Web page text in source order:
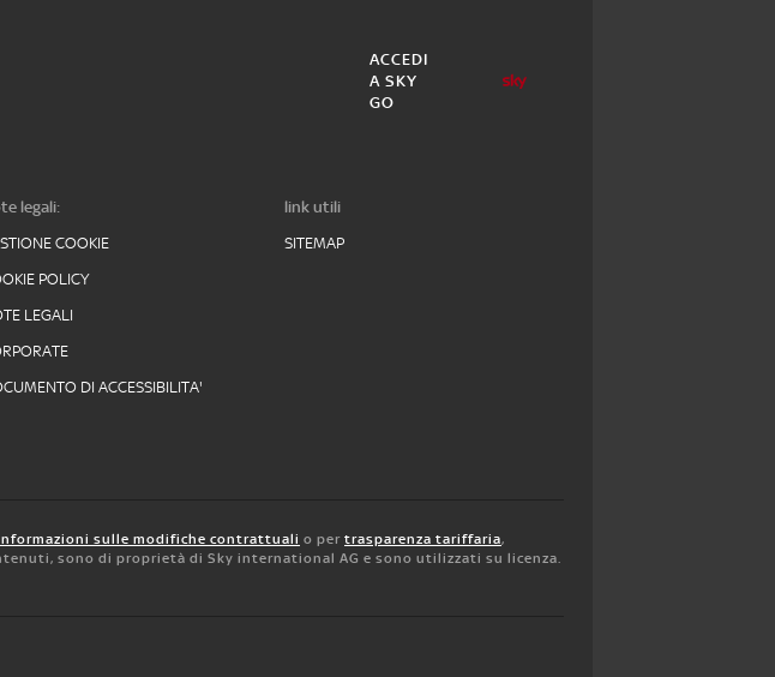
ACCEDI
A SKY
GO
legali:
COOKIE
POLICY
LEGALI
DI ACCESSIBILITA'
link utili
SITEMAP
sulle modifiche contrattuali o per trasparenza tariffaria,
sono di proprietà di Sky international AG e sono utilizzati su licenza.